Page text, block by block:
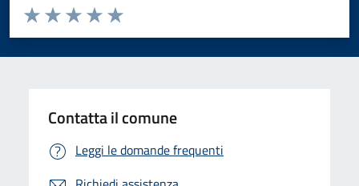
Domanda
Valuta da 1 a 5 stelle la pagina
Valuta 5 stelle su 5
Valuta 4 stelle su 5
Valuta 3 stelle su 5
Valuta 2 stelle su 5
Valuta 1 stelle su 5
Contatta il comune
Leggi le domande frequenti